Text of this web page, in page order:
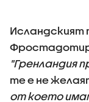
Исландският
Фростадотир
"Гренландия
тее не
от което